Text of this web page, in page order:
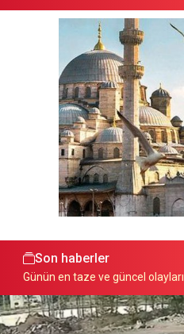
Son haberler
Günün en taze ve güncel olayları